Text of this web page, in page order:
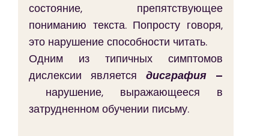
состояние, препятствующее
пониманию текста. Попросту говоря,
это нарушение способности читать.
Одним из типичных симптомов
дислексии является дисграфия
–
нарушение, выражающееся в
затрудненном обучении письму.